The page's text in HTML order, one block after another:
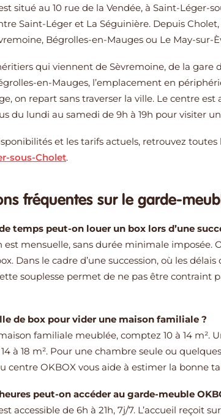
situé au 10 rue de la Vendée, à Saint-Léger-
Saint-Léger et La Séguinière. Depuis
Bégrolles-en-Mauges ou Le May-sur-
qui viennent de Sèvremoine, de la
en-Mauges, l’emplacement en
on repart sans traverser la ville. Le centre est
du lundi au samedi de 9h à 19h pour visiter
et les tarifs actuels, retrouvez
sous-Cholet.
fréquentes sur le garde-
temps peut-on louer un box lors d’une
est mensuelle, sans durée minimale imposée.
Dans le cadre d’une succession, où les
souplesse permet de ne pas être contraint
de box pour vider une maison familiale ?
familiale meublée, comptez 10 à 14 m².
à 18 m². Pour une chambre seule ou
centre OKBOX vous aide à estimer la bonne
peut-on accéder au garde-meuble
accessible de 6h à 21h, 7j/7. L’accueil reçoit